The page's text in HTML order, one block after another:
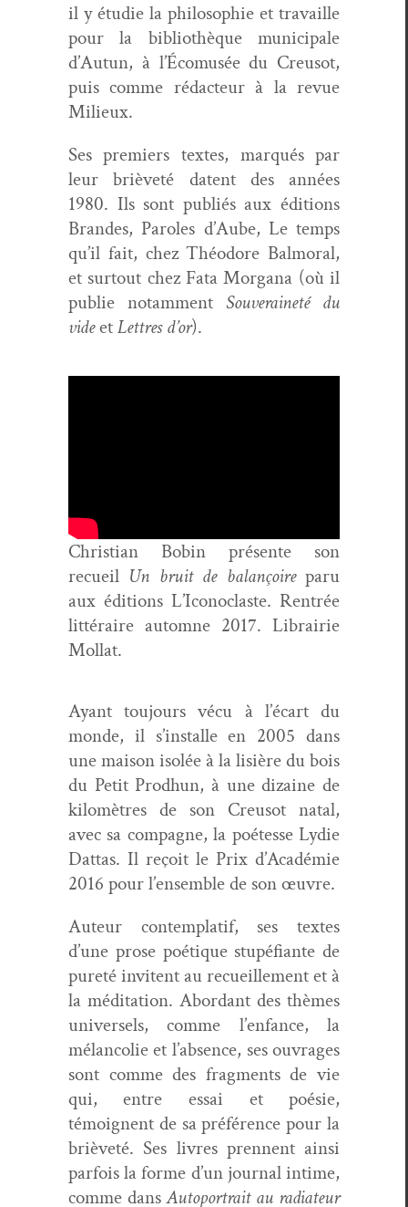
il y étudie la philoso­phie et tra­vaille
pour la bib­lio­thèque munic­i­pale
d’Autun, à l’Écomusée du Creusot,
puis comme rédac­teur à la revue
Milieux.
Ses pre­miers textes, mar­qués par
leur brièveté datent des années
1980. Ils sont pub­liés aux édi­tions
Bran­des, Paroles d’Aube, Le temps
qu’il fait, chez Théodore Bal­moral,
et surtout chez Fata Mor­gana (où il
pub­lie notam­ment Sou­veraineté du
videetLet­tres d’or).
Chris­t­ian Bobin présente son
recueil Un bruit de bal­ançoireparu
aux édi­tions L’I­con­o­claste. Ren­trée
lit­téraire automne 2017. Librairie
Mollat.
Ayant tou­jours vécu à l’écart du
monde, il s’in­stalle en 2005 dans
une mai­son isolée à la lisière du bois
du Petit Prod­hun, à une dizaine de
kilo­mètres de son Creusot natal,
avec sa com­pagne, la poétesse Lydie
Dat­tas. Il reçoit le Prix d’A­cadémie
2016 pour l’ensem­ble de son œuvre.
Auteur con­tem­platif, ses textes
d’une prose poé­tique stupé­fi­ante de
pureté invi­tent au recueille­ment et à
la médi­ta­tion. Abor­dant des thèmes
uni­versels, comme l’enfance, la
mélan­col­ie et l’absence, ses ouvrages
sont comme des frag­ments de vie
qui, entre essai et poésie,
témoignent de sa préférence pour la
brièveté. Ses livres pren­nent ain­si
par­fois la forme d’un jour­nal intime,
comme dansAuto­por­trait au radi­a­teur